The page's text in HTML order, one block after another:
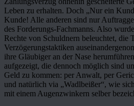
Leben zu erhalten. Doch „Nur ein
Kunde! Alle anderen sind nur
des Forderungs-Fachmanns. Also
Rechte von Schuldnern beleuchtet, die
Verzögerungstaktiken
ihre Gläubiger an der Nase
aufgezeigt, die dennoch möglich sind
Geld zu kommen: per Anwalt, per
und natürlich via „Wadlbeißer“, wie
mit einem Augenzwinkern selber